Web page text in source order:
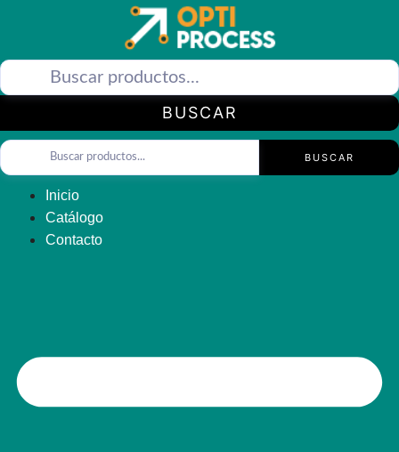
BUSCAR
BUSCAR
Inicio
Catálogo
Contacto